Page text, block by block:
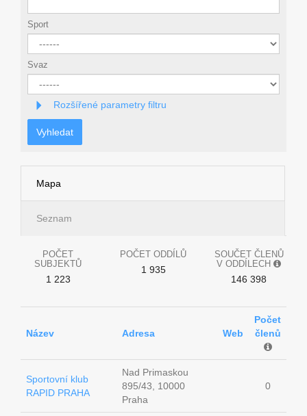
Sport
Svaz
Rozšířené parametry filtru
Vyhledat
Mapa
Seznam
POČET
SUBJEKTŮ
1 223
POČET ODDÍLŮ
1 935
SOUČET ČLENŮ
V ODDÍLECH
146 398
Název Adresa Web
Počet
členů
Sportovní klub
RAPID PRAHA
Nad Primaskou
895/43, 10000
Praha
0